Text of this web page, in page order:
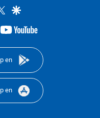
twittergoogle
youtube-
en
en